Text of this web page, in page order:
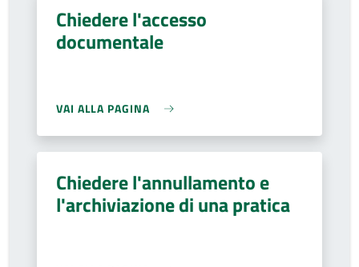
Chiedere l'accesso
documentale
VAI ALLA PAGINA
Chiedere l'annullamento e
l'archiviazione di una pratica